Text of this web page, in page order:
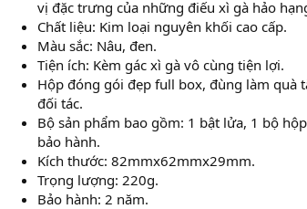
vị đặc trưng của những điếu xì gà hảo
Chất liệu: Kim loại nguyên khối cao cấp.
Màu sắc: Nâu, đen.
Tiện ích: Kèm gác xì gà vô cùng tiện lợi.
Hộp đóng gói đẹp full box, đùng làm quà
đối tác.
Bộ sản phẩm bao gồm: 1 bật lửa, 1 bộ
bảo hành.
Kích thước: 82mmx62mmx29mm.
Trọng lượng: 220g.
Bảo hành: 2 năm.